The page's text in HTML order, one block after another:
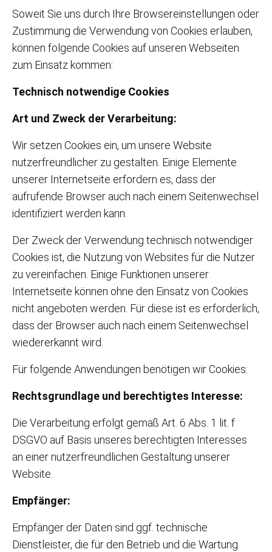
Soweit Sie uns durch Ihre Browsereinstellungen oder
Zustimmung die Verwendung von Cookies erlauben,
können folgende Cookies auf unseren Webseiten
zum Einsatz kommen:
Technisch notwendige Cookies
Art und Zweck der Verarbeitung:
Wir setzen Cookies ein, um unsere Website
nutzerfreundlicher zu gestalten. Einige Elemente
unserer Internetseite erfordern es, dass der
aufrufende Browser auch nach einem Seitenwechsel
identifiziert werden kann.
Der Zweck der Verwendung technisch notwendiger
Cookies ist, die Nutzung von Websites für die Nutzer
zu vereinfachen. Einige Funktionen unserer
Internetseite können ohne den Einsatz von Cookies
nicht angeboten werden. Für diese ist es erforderlich,
dass der Browser auch nach einem Seitenwechsel
wiedererkannt wird.
Für folgende Anwendungen benötigen wir Cookies:
Rechtsgrundlage und berechtigtes Interesse:
Die Verarbeitung erfolgt gemäß Art. 6 Abs. 1 lit. f
DSGVO auf Basis unseres berechtigten Interesses
an einer nutzerfreundlichen Gestaltung unserer
Website.
Empfänger:
Empfänger der Daten sind ggf. technische
Dienstleister, die für den Betrieb und die Wartung